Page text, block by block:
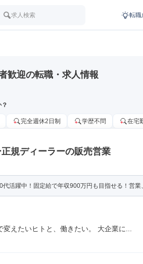
求人検索 転職
歓迎の転職・求人情報
完全週休2日制 学歴不問 在宅
規ディーラーの販売営業
活躍中！固定給で年収900万円も目指せる！営業
えたいヒトと、働きたい。 大企業に...